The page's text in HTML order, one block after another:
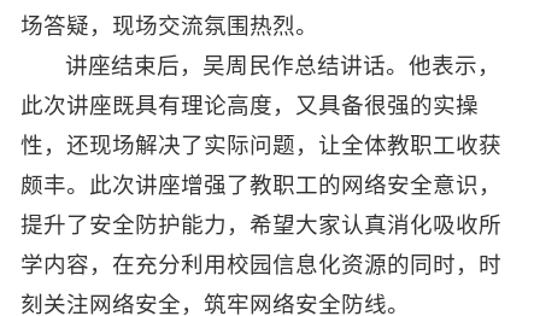
场答疑，现场交流氛围热烈。
讲座结束后，吴周民作总结讲话。他表示，
此次讲座既具有理论高度，又具备很强的实操
性，还现场解决了实际问题，让全体教职工收获
颇丰。此次讲座增强了教职工的网络安全意识，
提升了安全防护能力，希望大家认真消化吸收所
学内容，在充分利用校园信息化资源的同时，时
刻关注网络安全，筑牢网络安全防线。